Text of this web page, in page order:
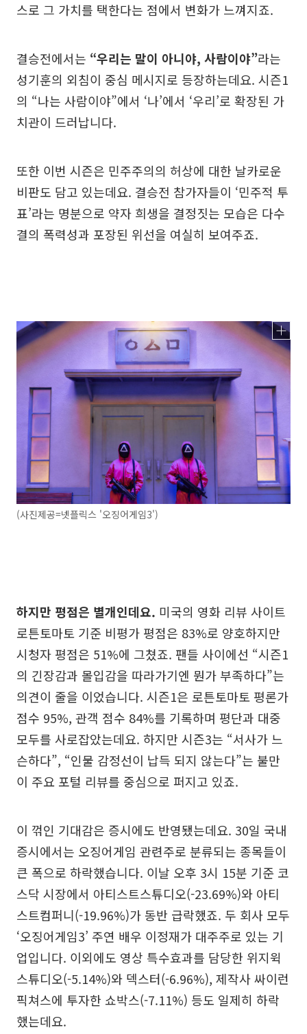
스로 그 가치를 택한다는 점에서 변화가 느껴지죠.
결승전에서는 “우리는 말이 아니야, 사람이야”라는
성기훈의 외침이 중심 메시지로 등장하는데요. 시즌1
의 “나는 사람이야”에서 ‘나’에서 ‘우리’로 확장된 가
치관이 드러납니다.
또한 이번 시즌은 민주주의의 허상에 대한 날카로운
비판도 담고 있는데요. 결승전 참가자들이 ‘민주적 투
표’라는 명분으로 약자 희생을 결정짓는 모습은 다수
결의 폭력성과 포장된 위선을 여실히 보여주죠.
(사진제공=넷플릭스 '오징어게임3')
하지만 평점은 별개인데요. 미국의 영화 리뷰 사이트
로튼토마토 기준 비평가 평점은 83%로 양호하지만
시청자 평점은 51%에 그쳤죠. 팬들 사이에선 “시즌1
의 긴장감과 몰입감을 따라가기엔 뭔가 부족하다”는
의견이 줄을 이었습니다. 시즌1은 로튼토마토 평론가
점수 95%, 관객 점수 84%를 기록하며 평단과 대중
모두를 사로잡았는데요. 하지만 시즌3는 “서사가 느
슨하다”, “인물 감정선이 납득 되지 않는다”는 불만
이 주요 포털 리뷰를 중심으로 퍼지고 있죠.
이 꺾인 기대감은 증시에도 반영됐는데요. 30일 국내
증시에서는 오징어게임 관련주로 분류되는 종목들이
큰 폭으로 하락했습니다. 이날 오후 3시 15분 기준 코
스닥 시장에서 아티스트스튜디오(-23.69%)와 아티
스트컴퍼니(-19.96%)가 동반 급락했죠. 두 회사 모두
‘오징어게임3’ 주연 배우 이정재가 대주주로 있는 기
업입니다. 이외에도 영상 특수효과를 담당한 위지윅
스튜디오(-5.14%)와 덱스터(-6.96%), 제작사 싸이런
픽쳐스에 투자한 쇼박스(-7.11%) 등도 일제히 하락
했는데요.